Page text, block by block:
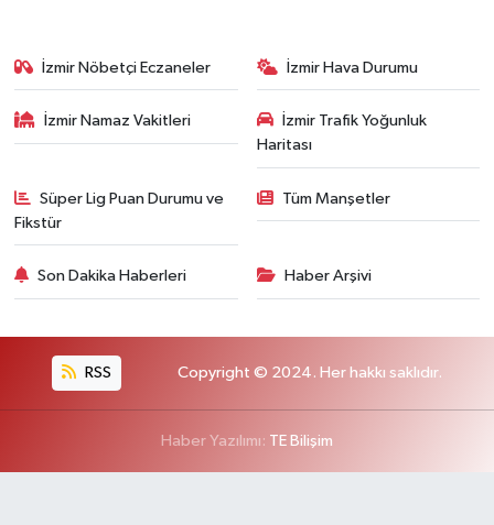
İzmir Nöbetçi Eczaneler İzmir Hava Durumu
İzmir Namaz Vakitleri
İzmir Trafik Yoğunluk
Haritası
Süper Lig Puan Durumu ve
Fikstür
Tüm Manşetler
Son Dakika Haberleri Haber Arşivi
RSS Copyright © 2024. Her hakkı saklıdır.
Haber Yazılımı: TE Bilişim